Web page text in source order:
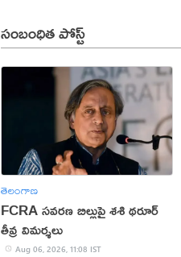
సంబంధిత పోస్ట్
తెలంగాణ
FCRA సవరణ బిల్లుపై శశి థరూర్
తీవ్ర విమర్శలు
Aug 06, 2026, 11:08 IST